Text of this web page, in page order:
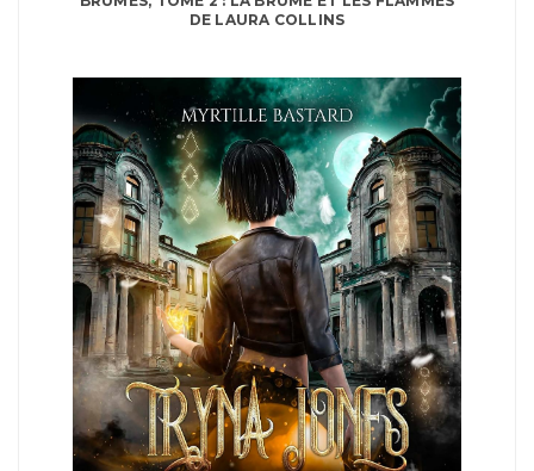
DE LAURA COLLINS